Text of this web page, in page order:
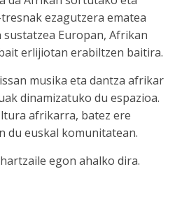
ezagutzera ematea
Europan, Afrikan
erlijiotan erabiltzen baitira.
musika eta dantza afrikar
dinamizatuko du espazioa.
afrikarra, batez ere
du euskal komunitatean.
egon ahalko dira.